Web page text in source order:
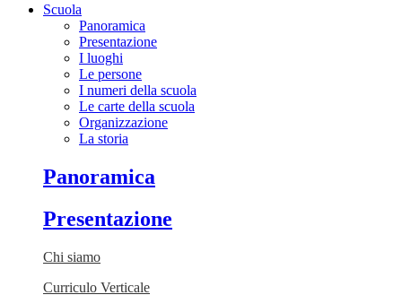
Scuola
Panoramica
Presentazione
I luoghi
Le persone
I numeri della scuola
Le carte della scuola
Organizzazione
La storia
Panoramica
Presentazione
Chi siamo
Curriculo Verticale